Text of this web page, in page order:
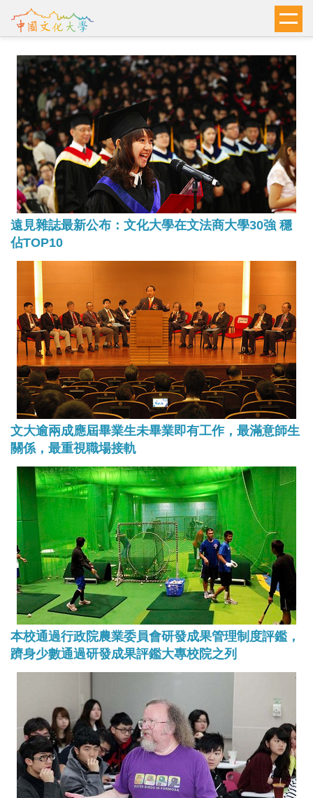
到
內
遠見雜誌最新公布：文化大學在文法商大學30強 穩
佔TOP10
文大逾兩成應屆畢業生未畢業即有工作，最滿意師生
關係，最重視職場接軌
本校通過行政院農業委員會研發成果管理制度評鑑，
躋身少數通過研發成果評鑑大專校院之列